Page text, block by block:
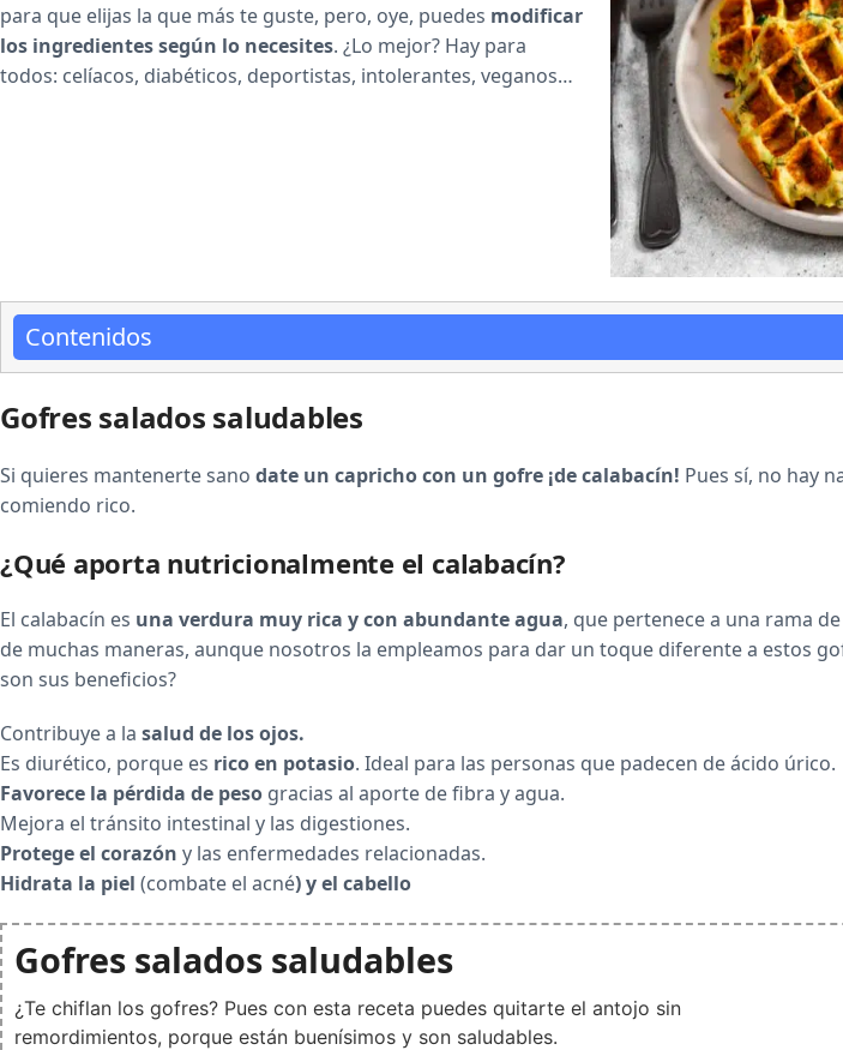
para que elijas la que más te guste, pero, oye, puedes modificar
los ingredientes según lo necesites. ¿Lo mejor? Hay para
todos: celíacos, diabéticos, deportistas, intolerantes, veganos…
Contenidos
Gofres salados saludables
Si quieres mantenerte sano date un capricho con un gofre ¡de calabacín! Pues sí, no hay
comiendo rico.
¿Qué aporta nutricionalmente el calabacín?
El calabacín es una verdura muy rica y con abundante agua, que pertenece a una rama
de muchas maneras, aunque nosotros la empleamos para dar un toque diferente a estos
son sus beneficios?
Contribuye a la salud de los ojos.
Es diurético, porque es rico en potasio. Ideal para las personas que padecen de ácido úrico.
Favorece la pérdida de peso gracias al aporte de fibra y agua.
Mejora el tránsito intestinal y las digestiones.
Protege el corazón y las enfermedades relacionadas.
Hidrata la piel (combate el acné) y el cabello
Gofres salados saludables
¿Te chiflan los gofres? Pues con esta receta puedes quitarte el antojo sin
remordimientos, porque están buenísimos y son saludables.